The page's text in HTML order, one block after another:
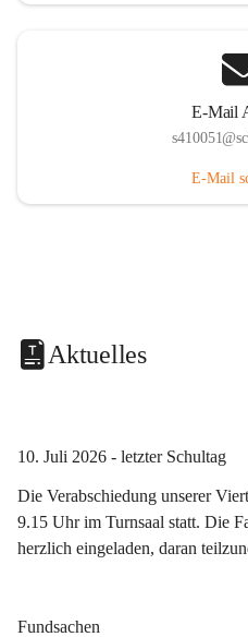
E-Mail
E-Mail
Aktuelles
10. Juli 2026 - letzter Schultag
Die Verabschiedung unserer
9.15 Uhr im Turnsaal statt. Die
herzlich eingeladen, daran
Fundsachen